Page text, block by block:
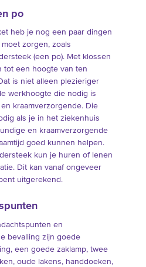
po
heb je nog een paar dingen
zorgen, zoals
(een po). Met klossen
tot een hoogte van ten
is niet alleen plezieriger
werkhoogte die nodig is
kraamverzorgende. Die
als je in het ziekenhuis
en kraamverzorgende
goed kunnen helpen.
kun je huren of lenen
Dit kan vanaf ongeveer
uitgerekend.
en
bevalling zijn goede
een goede zaklamp, twee
oude lakens, handdoeken,